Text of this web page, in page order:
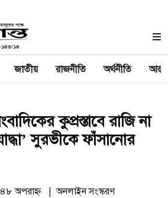
জাতীয় রাজনীতি অর্থনীতি
কুপ্রস্তাবে রাজি না
সুরভীকে ফাঁসানোর
অপরাহ্ন
অনলাইন সংস্করণ